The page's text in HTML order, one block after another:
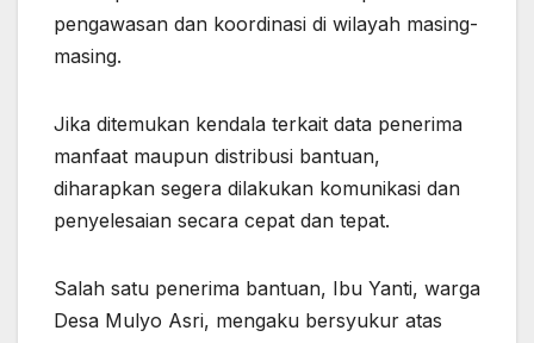
pengawasan dan koordinasi di wilayah masing-
masing.
Jika ditemukan kendala terkait data penerima
manfaat maupun distribusi bantuan,
diharapkan segera dilakukan komunikasi dan
penyelesaian secara cepat dan tepat.
Salah satu penerima bantuan, Ibu Yanti, warga
Desa Mulyo Asri, mengaku bersyukur atas